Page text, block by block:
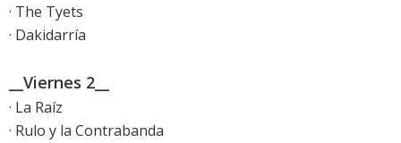
· The Tyets
· Dakidarría
__Viernes 2__
· La Raíz
· Rulo y la Contrabanda